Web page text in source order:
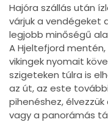
Hajóra szállás után
várjuk a vendégeket
legjobb minőségű
A Hjeltefjord
vikingek nyomait
szigeteken túlra is
az út, az este
pihenéshez,
vagy a panorámás